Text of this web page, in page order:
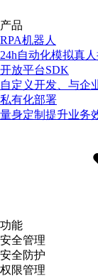
产品
RPA机器人
24h自动化模拟真
开放平台SDK
自定义开发、与企
私有化部署
量身定制提升业务
功能
安全管理
安全防护
权限管理